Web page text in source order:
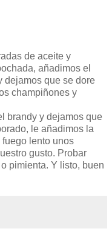
de aceite y
añadimos el
dejamos que se dore
champiñones y
brandy y dejamos que
le añadimos la
fuego lento unos
gusto. Probar
pimienta. Y listo, buen